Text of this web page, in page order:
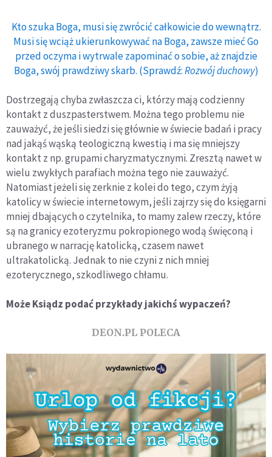
Kto szuka Boga, musi się zwrócić całkowicie do wewnątrz.
Musi się wciąż ukierunkowywać na Boga, zawsze mieć Go
przed oczyma i wytrwale zapominać o sobie, aż znajdzie
Boga, swój prawdziwy skarb. (Sprawdź:Rozwój duchowy)
Dostrzegają chyba zwłaszcza ci, którzy mają codzienny
kontakt z duszpasterstwem. Można tego problemu nie
zauważyć, że jeśli siedzi się głównie w świecie badań i pracy
nad jakąś wąską teologiczną kwestią i ma się mniejszy
kontakt z np. grupami charyzmatycznymi. Zresztą nawet w
wielu zwykłych parafiach można tego nie zauważyć.
Natomiast jeżeli się zerknie z kolei do tego, czym żyją
katolicy w świecie internetowym, jeśli zajrzy się do księgarni
mniej dbających o czytelnika, to mamy zalew rzeczy, które
są na granicy ezoteryzmu pokropionego wodą święconą i
ubranego w narrację katolicką, czasem nawet
ultrakatolicką. Jednak to nie czyni z nich mniej
ezoterycznego, szkodliwego chłamu.
Może Ksiądz podać przykłady jakichś wypaczeń?
DEON.PL POLECA